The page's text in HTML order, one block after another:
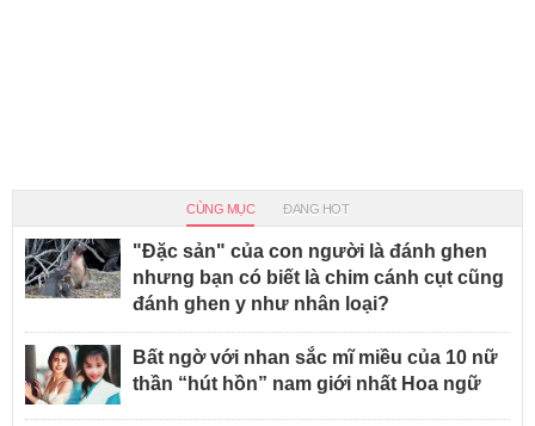
CÙNG MỤC ĐANG HOT
"Đặc sản" của con người là đánh ghen
nhưng bạn có biết là chim cánh cụt cũng
đánh ghen y như nhân loại?
Bất ngờ với nhan sắc mĩ miều của 10 nữ
thần “hút hồn” nam giới nhất Hoa ngữ